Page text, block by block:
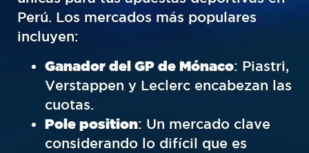
Perú. Los mercados más populares
incluyen:
Ganador del GP de Mónaco: Piastri,
Verstappen y Leclerc encabezan las
cuotas.
Pole position: Un mercado clave
considerando lo difícil que es